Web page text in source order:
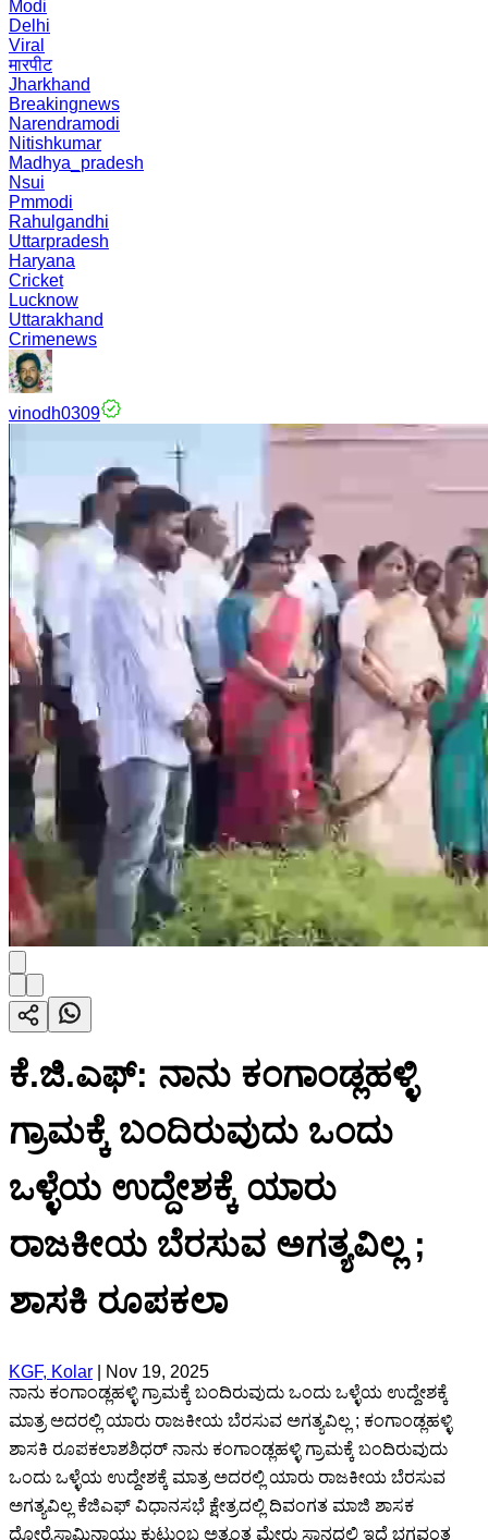
Modi
Delhi
Viral
मारपीट
Jharkhand
Breakingnews
Narendramodi
Nitishkumar
Madhya_pradesh
Nsui
Pmmodi
Rahulgandhi
Uttarpradesh
Haryana
Cricket
Lucknow
Uttarakhand
Crimenews
vinodh0309
ಕೆ.ಜಿ.ಎಫ್: ನಾನು ಕಂಗಾಂಡ್ಲಹಳ್ಳಿ
ಗ್ರಾಮಕ್ಕೆ ಬಂದಿರುವುದು ಒಂದು
ಒಳ್ಳೆಯ ಉದ್ದೇಶಕ್ಕೆ ಯಾರು
ರಾಜಕೀಯ ಬೆರಸುವ ಅಗತ್ಯವಿಲ್ಲ ;
ಶಾಸಕಿ ರೂಪಕಲಾ
KGF, Kolar
Nov 19, 2025
ನಾನು ಕಂಗಾಂಡ್ಲಹಳ್ಳಿ ಗ್ರಾಮಕ್ಕೆ ಬಂದಿರುವುದು ಒಂದು ಒಳ್ಳೆಯ ಉದ್ದೇಶಕ್ಕೆ
ಮಾತ್ರ ಅದರಲ್ಲಿ ಯಾರು ರಾಜಕೀಯ ಬೆರಸುವ ಅಗತ್ಯವಿಲ್ಲ ; ಕಂಗಾಂಡ್ಲಹಳ್ಳಿ
ಶಾಸಕಿ ರೂಪಕಲಾಶಶಿಧರ್ ನಾನು ಕಂಗಾಂಡ್ಲಹಳ್ಳಿ ಗ್ರಾಮಕ್ಕೆ ಬಂದಿರುವುದು
ಒಂದು ಒಳ್ಳೆಯ ಉದ್ದೇಶಕ್ಕೆ ಮಾತ್ರ ಅದರಲ್ಲಿ ಯಾರು ರಾಜಕೀಯ ಬೆರಸುವ
ಅಗತ್ಯವಿಲ್ಲ ಕೆಜಿಎಫ್ ವಿಧಾನಸಭೆ ಕ್ಷೇತ್ರದಲ್ಲಿ ದಿವಂಗತ ಮಾಜಿ ಶಾಸಕ
ದೋರೈಸ್ವಾಮಿನಾಯ್ಡು ಕುಟುಂಬ ಅತ್ಯಂತ ಮೇರು ಸ್ಥಾನದಲ್ಲಿ ಇದೆ ಭಗವಂತ